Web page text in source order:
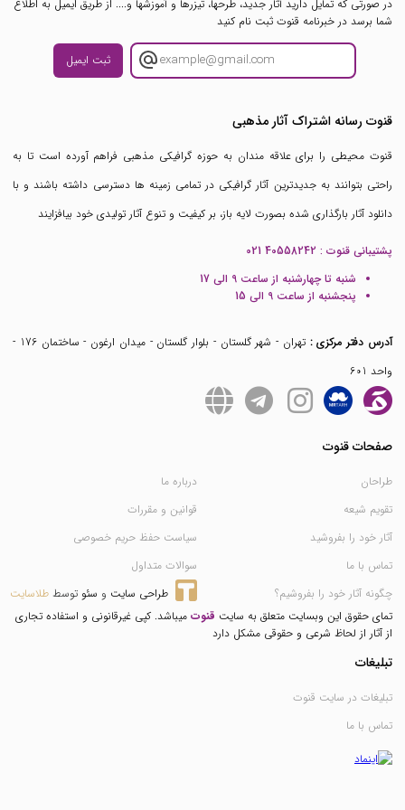
در صورتی که تمایل دارید آثار جدید، طرحها، تیزرها و آموزشها و.... از طریق ایمیل به اطلاع
شما برسد در خبرنامه قنوت ثبت نام کنید
ثبت ایمیل
قنوت رسانه اشتراک آثار مذهبی
قنوت محیطی را برای علاقه مندان به حوزه گرافیکی مذهبی فراهم آورده است تا به
راحتی بتوانند به جدیدترین آثار گرافیکی در تمامی زمینه ها دسترسی داشته باشند و با
دانلود آثار بارگذاری شده بصورت لایه باز، بر کیفیت و تنوع آثار تولیدی خود بیافزایند
پشتیبانی قنوت : 021 40558242
شنبه تا چهارشنبه از ساعت 9 الی 17
پنجشنبه از ساعت 9 الی 15
آدرس دفتر مرکزی :
تهران - شهر گلستان - بلوار گلستان - میدان ارغون - ساختمان 176 -
واحد 601
صفحات قنوت
طراحان
تقویم شیعه
آثار خود را بفروشید
تماس با ما
چگونه آثار خود را بفروشیم؟
درباره ما
قوانین و مقررات
سیاست حفظ حریم خصوصی
سوالات متداول
طراحی سایت و سئو توسط طلاسایت
تمای حقوق این وبسایت متعلق به سایت قنوت میباشد. کپی غیرقانونی و استفاده تجاری
از آثار از لحاظ شرعی و حقوقی مشکل دارد
تبلیغات
تبلیغات در سایت قنوت
تماس با ما